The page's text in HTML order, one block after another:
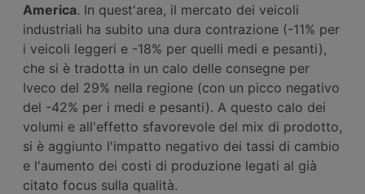
America. In quest'area, il mercato dei veicoli
industriali ha subito una dura contrazione (-11% per
i veicoli leggeri e -18% per quelli medi e pesanti),
che si è tradotta in un calo delle consegne per
Iveco del 29% nella regione (con un picco negativo
del -42% per i medi e pesanti). A questo calo dei
volumi e all'effetto sfavorevole del mix di prodotto,
si è aggiunto l'impatto negativo dei tassi di cambio
e l'aumento dei costi di produzione legati al già
citato focus sulla qualità.